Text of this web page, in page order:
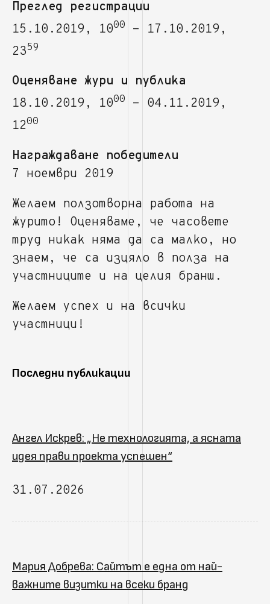
Преглед регистрации
15.10.2019, 1000
- 17.10.2019,
2359
Оценяване жури и публика
18.10.2019, 1000
- 04.11.2019,
1200
Награждаване победители
7 ноември 2019
Желаем ползотворна работа на
журито! Оценяваме, че часовете
труд никак няма да са малко, но
знаем, че са изцяло в полза на
участниците и на целия бранш.
Желаем успех и на всички
участници!
Последни публикации
Ангел Искрев: „Не технологията, а ясната
идея прави проекта успешен“
31.07.2026
Мария Добрева: Сайтът е една от най-
важните визитки на всеки бранд